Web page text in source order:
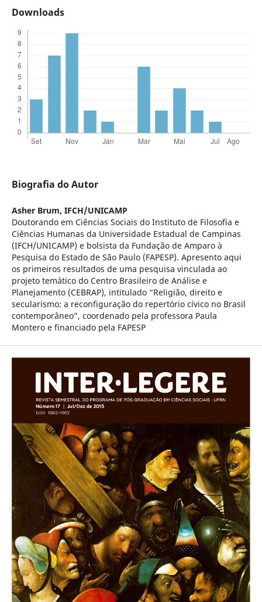
Downloads
Biografia do Autor
Asher Brum, IFCH/UNICAMP
Doutorando em Ciências Sociais do Instituto de Filosofia e
Ciências Humanas da Universidade Estadual de Campinas
(IFCH/UNICAMP) e bolsista da Fundação de Amparo à
Pesquisa do Estado de São Paulo (FAPESP). Apresento aqui
os primeiros resultados de uma pesquisa vinculada ao
projeto temático do Centro Brasileiro de Análise e
Planejamento (CEBRAP), intitulado “Religião, direito e
secularismo: a reconfiguração do repertório cívico no Brasil
contemporâneo”, coordenado pela professora Paula
Montero e financiado pela FAPESP